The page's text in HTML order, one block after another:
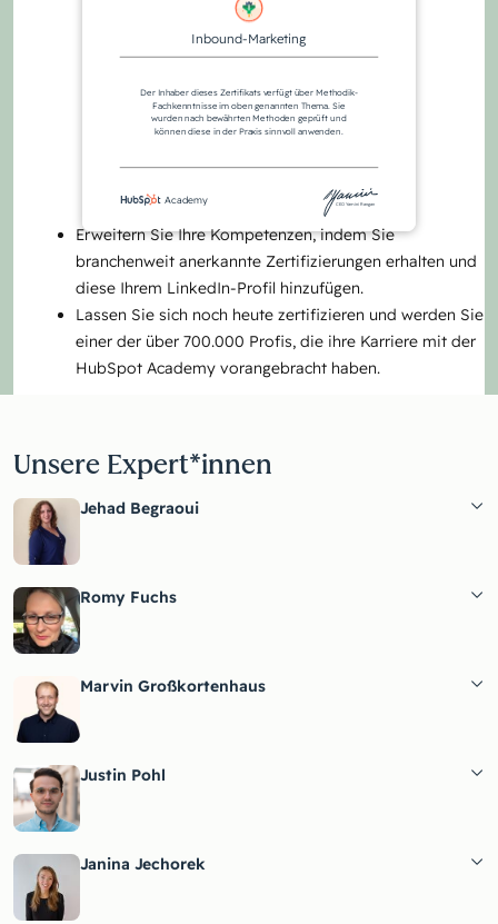
Inbound-Marketing
Der Inhaber dieses Zertifikats verfügt über Methodik-
Fachkenntnisse im oben genannten Thema. Sie
wurden nach bewährten Methoden geprüft und
können diese in der Praxis sinnvoll anwenden.
CEO Yamini Rangan
Academy
Erweitern Sie Ihre Kompetenzen, indem Sie
branchenweit anerkannte Zertifizierungen erhalten und
diese Ihrem LinkedIn-Profil hinzufügen.
Lassen Sie sich noch heute zertifizieren und werden Sie
einer der über 700.000 Profis, die ihre Karriere mit der
HubSpot Academy vorangebracht haben.
Unsere Expert*innen
Jehad Begraoui
Romy Fuchs
Marvin Großkortenhaus
Justin Pohl
Janina Jechorek